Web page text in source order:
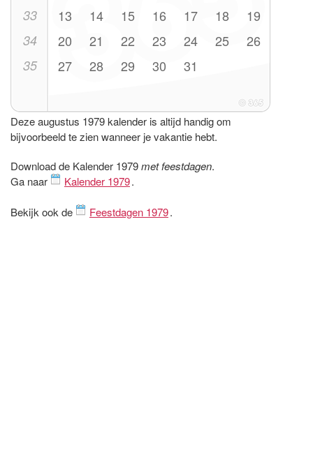
33 13 14 15 16 17 18 19
34 20 21 22 23 24 25 26
35 27 28 29 30 31
Deze augustus 1979 kalender is altijd handig om
bijvoorbeeld te zien wanneer je vakantie hebt.
Download de Kalender 1979met feestdagen.
Ga naar
Kalender 1979.
Bekijk ook de Feestdagen 1979.